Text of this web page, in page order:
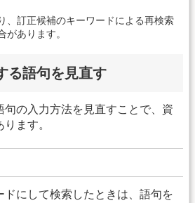
、訂正候補のキーワードによる再検索
があります。
る語句を見直す
句の入力方法を見直すことで、資
ます。
ドにして検索したときは、語句を